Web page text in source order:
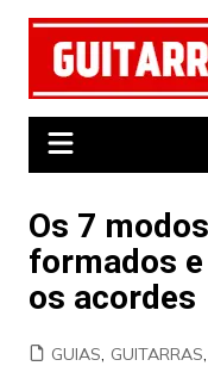
conteúdo
Os 7
formados
os acordes
GUIAS, GUITARRAS,